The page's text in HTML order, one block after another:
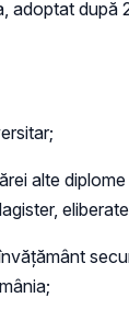
adoptat
alte